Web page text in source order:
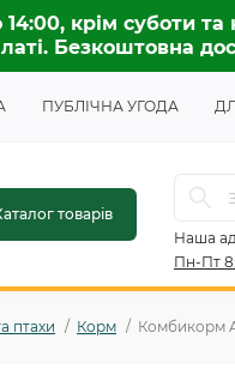
крім суботи
Безкоштовна
ПУБЛІЧНА УГОДА
товарів
Наша
Пн-Пт
птахи Корм Комбикорм